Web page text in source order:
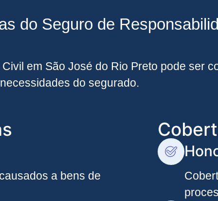
do Seguro de
em São José do Rio Preto pode ser
do segurado.
a bens de